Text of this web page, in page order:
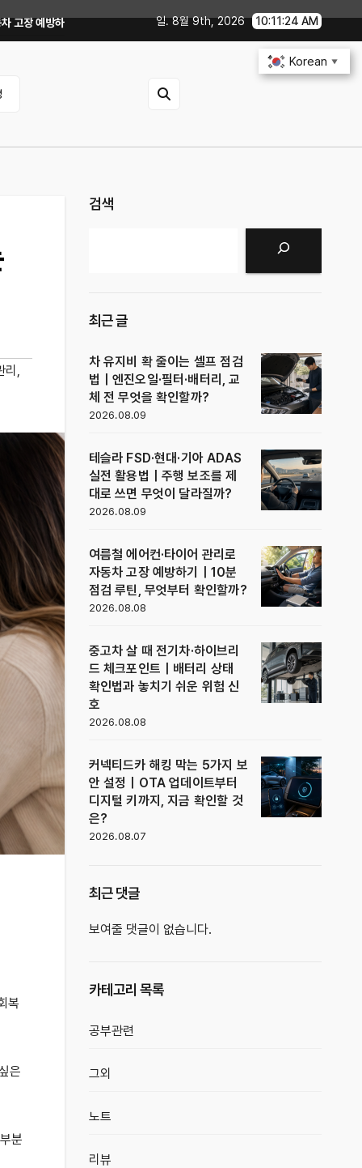
점검 루틴, 무엇부터 확인할까? 중고차 살 때 전기차·하이브리드 체크
일. 8월 9th, 2026 10:11:26 AM
,
복
은
분
검색
최근 글
차 유지비 확 줄이는 셀프 점검
법｜엔진오일·필터·배터리, 교
체 전 무엇을 확인할까?
2026.08.09
테슬라 FSD·현대·기아 ADAS
실전 활용법｜주행 보조를 제
대로 쓰면 무엇이 달라질까?
2026.08.09
여름철 에어컨·타이어 관리로
자동차 고장 예방하기｜10분
점검 루틴, 무엇부터 확인할까?
2026.08.08
중고차 살 때 전기차·하이브리
드 체크포인트｜배터리 상태
확인법과 놓치기 쉬운 위험 신
호
2026.08.08
커넥티드카 해킹 막는 5가지 보
안 설정｜OTA 업데이트부터
디지털 키까지, 지금 확인할 것
은?
2026.08.07
최근 댓글
보여줄 댓글이 없습니다.
카테고리 목록
공부관련
그외
노트
리뷰
Korean ▼